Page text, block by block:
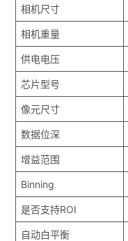
相机尺寸
相机重量
供电电压
芯片型号
像元尺寸
数据位深
增益范围
Binning
是否支持ROI
自动白平衡